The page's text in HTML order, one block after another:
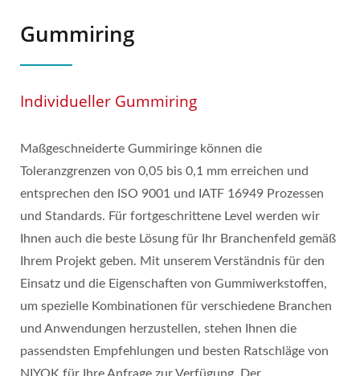
Gummiring
Individueller Gummiring
Maßgeschneiderte Gummiringe können die
Toleranzgrenzen von 0,05 bis 0,1 mm erreichen und
entsprechen den ISO 9001 und IATF 16949 Prozessen
und Standards. Für fortgeschrittene Level werden wir
Ihnen auch die beste Lösung für Ihr Branchenfeld gemäß
Ihrem Projekt geben. Mit unserem Verständnis für den
Einsatz und die Eigenschaften von Gummiwerkstoffen,
um spezielle Kombinationen für verschiedene Branchen
und Anwendungen herzustellen, stehen Ihnen die
passendsten Empfehlungen und besten Ratschläge von
NIYOK für Ihre Anfrage zur Verfügung. Der